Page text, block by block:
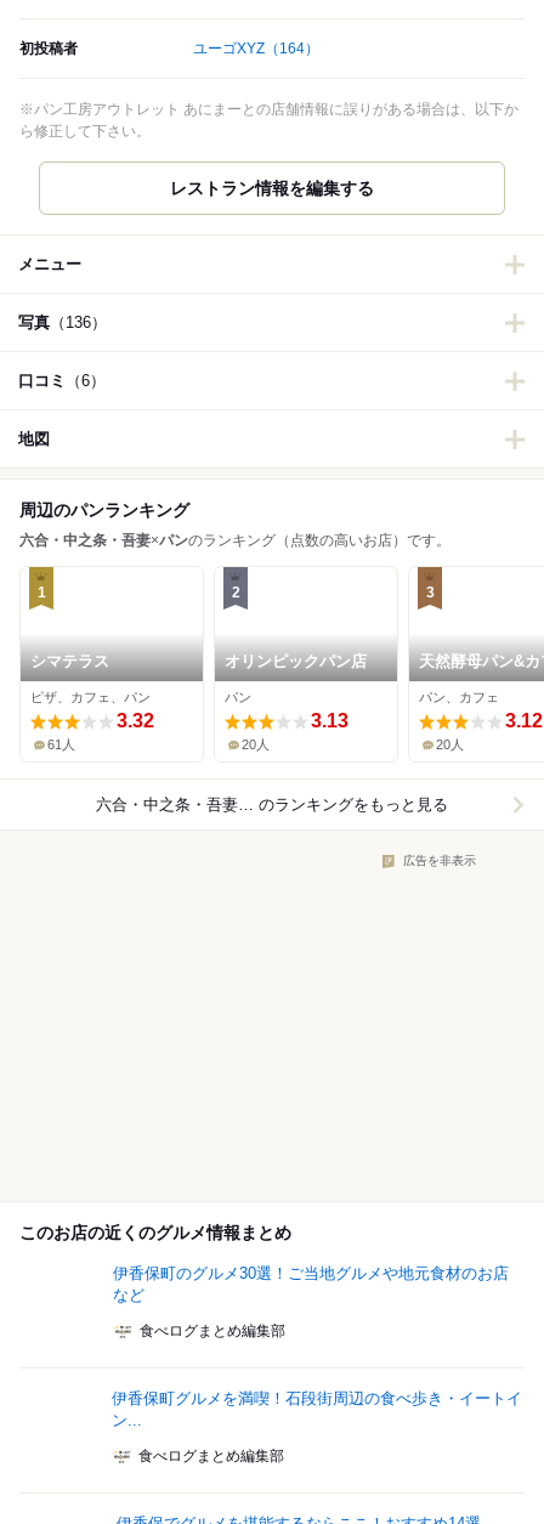
初投稿者 ユーゴXYZ （164）
※パン工房アウトレット あにまーとの店舗情報に誤りがある場合は、以下か
ら修正して下さい。
レストラン情報を編集する
メニュー
写真 （136）
口コミ （6）
地図
周辺のパンランキング
六合・中之条・吾妻×パンのランキング（点数の高いお店）です。
1
シマテラス
ピザ、カフェ、パン
3.32
61人
2
オリンピックパン店
パン
3.13
20人
3
天然酵母パン&カ
エルム
パン、カフェ
3.12
20人
六合・中之条・吾妻×パン のランキングをもっと見る
広告を非表示
このお店の近くのグルメ情報まとめ
伊香保町のグルメ30選！ご当地グルメや地元食材のお店
など
食べログまとめ編集部
伊香保町グルメを満喫！石段街周辺の食べ歩き・イートイ
ン...
食べログまとめ編集部